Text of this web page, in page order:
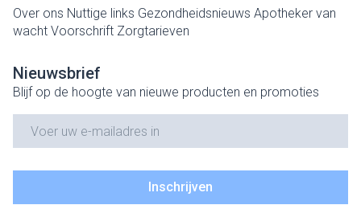
Over ons Nuttige links Gezondheidsnieuws Apotheker van
wacht Voorschrift Zorgtarieven
Nieuwsbrief
Blijf op de hoogte van nieuwe producten en promoties
Inschrijven